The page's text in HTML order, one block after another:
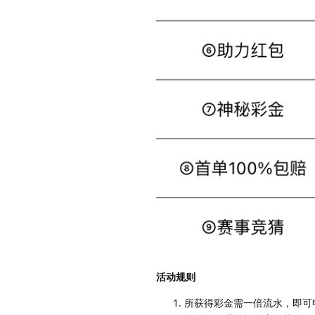
活动规则
所获得彩金需一倍流水，即